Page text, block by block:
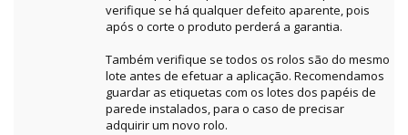
verifique se há qualquer defeito aparente, pois
após o corte o produto perderá a garantia.
Também verifique se todos os rolos são do mesmo
lote antes de efetuar a aplicação. Recomendamos
guardar as etiquetas com os lotes dos papéis de
parede instalados, para o caso de precisar
adquirir um novo rolo.